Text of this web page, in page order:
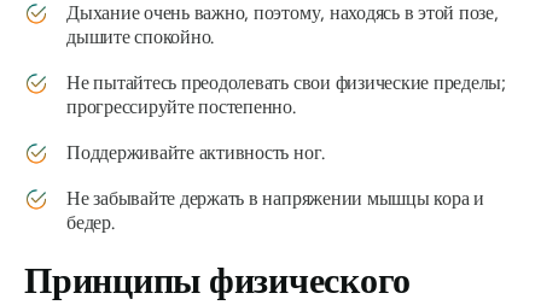
Дыхание очень важно, поэтому, находясь в этой позе,
дышите спокойно.
Не пытайтесь преодолевать свои физические пределы;
прогрессируйте постепенно.
Поддерживайте активность ног.
Не забывайте держать в напряжении мышцы кора и
бедер.
Принципы физического